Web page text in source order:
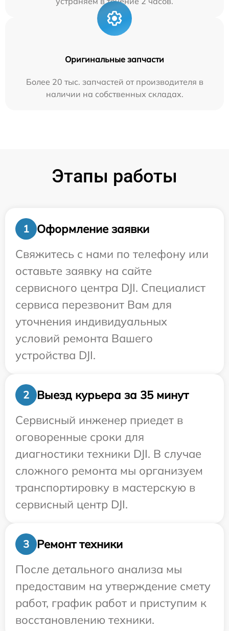
Оригинальные запчасти
Более 20 тыс. запчастей от производителя в
наличии на собственных складах.
Этапы работы
1
Оформление заявки
Свяжитесь с нами по телефону или
оставьте заявку на сайте
сервисного центра DJI. Специалист
сервиса перезвонит Вам для
уточнения индивидуальных
условий ремонта Вашего
устройства DJI.
2
Выезд курьера за 35 минут
Сервисный инженер приедет в
оговоренные сроки для
диагностики техники DJI. В случае
сложного ремонта мы организуем
транспортировку в мастерскую в
сервисный центр DJI.
3
Ремонт техники
После детального анализа мы
предоставим на утверждение смету
работ, график работ и приступим к
восстановлению техники.